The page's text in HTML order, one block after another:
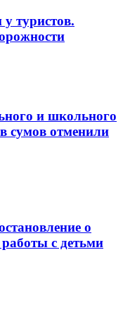
туристов.
и школьного
сумов отменили
о
с детьми